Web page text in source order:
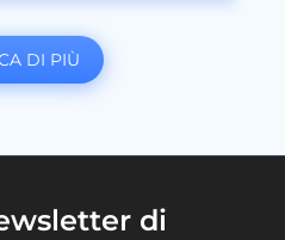
DI PIÙ
di